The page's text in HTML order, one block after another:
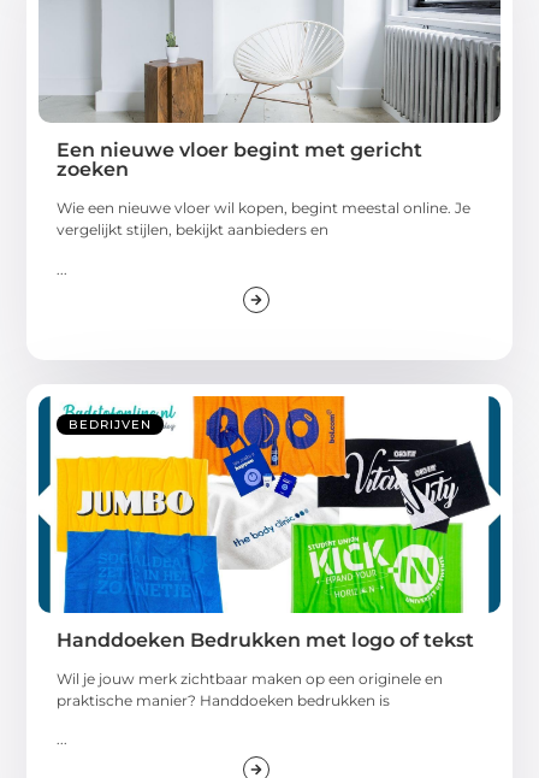
Een nieuwe vloer begint met gericht
zoeken
Wie een nieuwe vloer wil kopen, begint meestal online. Je
vergelijkt stijlen, bekijkt aanbieders en
BEDRIJVEN
Handdoeken Bedrukken met logo of tekst
Wil je jouw merk zichtbaar maken op een originele en
praktische manier? Handdoeken bedrukken is
...